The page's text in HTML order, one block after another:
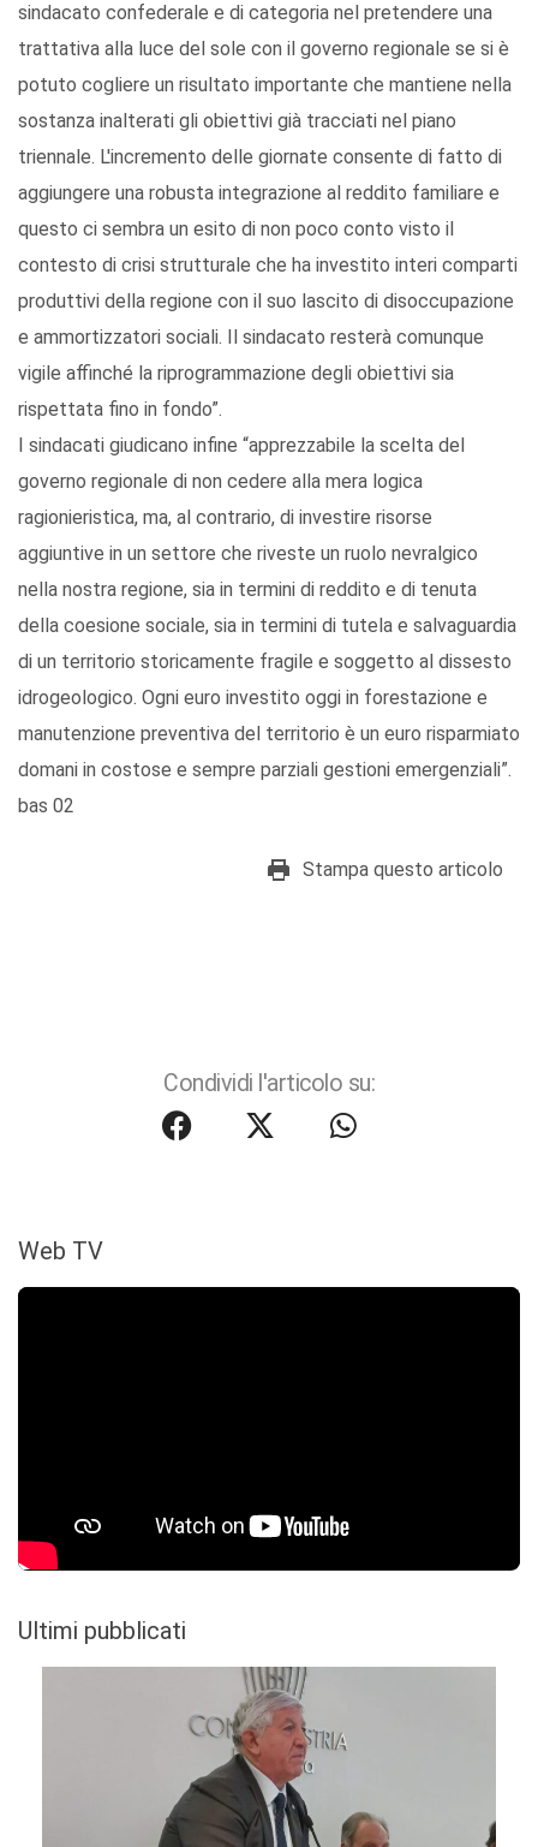
sindacato confederale e di categoria nel pretendere una
trattativa alla luce del sole con il governo regionale se si è
potuto cogliere un risultato importante che mantiene nella
sostanza inalterati gli obiettivi già tracciati nel piano
triennale. L'incremento delle giornate consente di fatto di
aggiungere una robusta integrazione al reddito familiare e
questo ci sembra un esito di non poco conto visto il
contesto di crisi strutturale che ha investito interi comparti
produttivi della regione con il suo lascito di disoccupazione
e ammortizzatori sociali. Il sindacato resterà comunque
vigile affinché la riprogrammazione degli obiettivi sia
rispettata fino in fondo”.
I sindacati giudicano infine “apprezzabile la scelta del
governo regionale di non cedere alla mera logica
ragionieristica, ma, al contrario, di investire risorse
aggiuntive in un settore che riveste un ruolo nevralgico
nella nostra regione, sia in termini di reddito e di tenuta
della coesione sociale, sia in termini di tutela e salvaguardia
di un territorio storicamente fragile e soggetto al dissesto
idrogeologico. Ogni euro investito oggi in forestazione e
manutenzione preventiva del territorio è un euro risparmiato
domani in costose e sempre parziali gestioni emergenziali”.
bas 02
Stampa questo articolo
Condividi l'articolo su:
Web TV
Ultimi pubblicati